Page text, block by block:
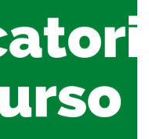
3.2023 […]